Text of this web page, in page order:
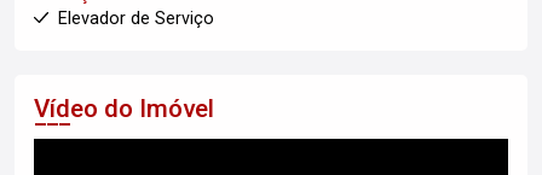
Elevador de Serviço
Vídeo do Imóvel